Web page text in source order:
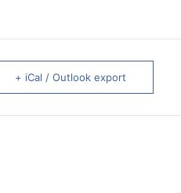
+ iCal / Outlook export